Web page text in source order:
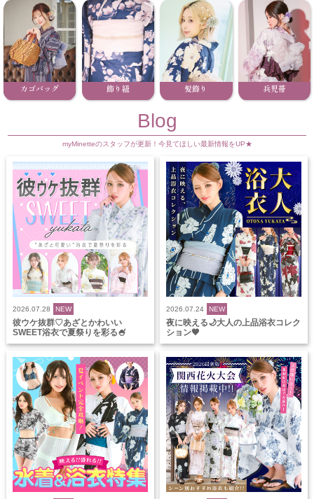
カゴバッグ 飾り紐 髪飾り 兵児帯
Blog
myMinetteのスタッフが更新！今見てほしい最新情報をUP★
2026.07.28 NEW
彼ウケ抜群♡あざとかわいい
SWEET浴衣で夏祭りを彩る🍧
2026.07.24 NEW
夜に映える🌙大人の上品浴衣コレク
ション🖤